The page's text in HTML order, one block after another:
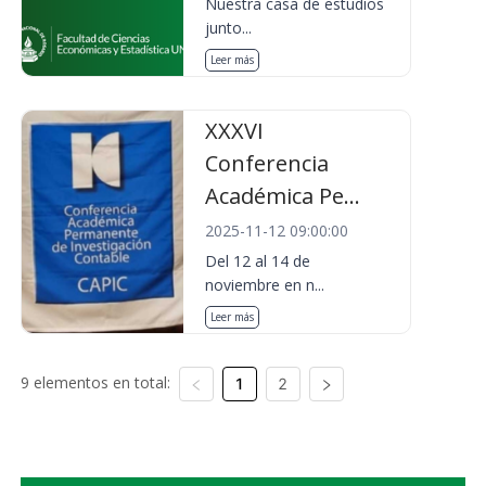
junto...
Leer más
XXXVI
Conferencia
Académica Pe...
2025-11-12 09:00:00
Del 12 al 14 de
noviembre en n...
Leer más
9 elementos en total: 1 2